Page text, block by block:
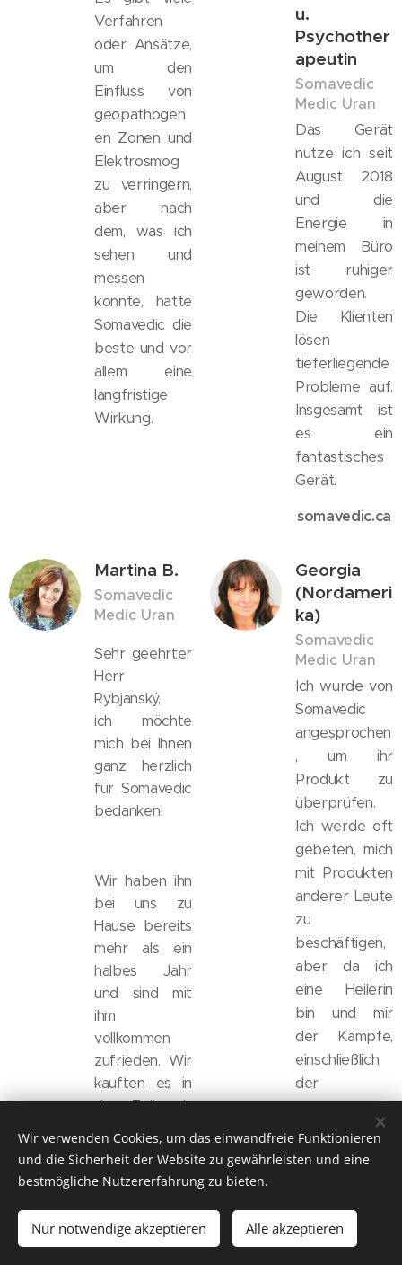
Verfahren
oder Ansätze,
um den
Einfluss von
geopathogen
en Zonen und
Elektrosmog
zu verringern,
aber nach
dem, was ich
sehen und
messen
konnte, hatte
Somavedic die
beste und vor
allem eine
langfristige
Wirkung.
u.
Psychother
apeutin
Somavedic
Medic Uran
Das Gerät
nutze ich seit
August 2018
und die
Energie in
meinem Büro
ist ruhiger
geworden.
Die Klienten
lösen
tieferliegende
Probleme auf.
Insgesamt ist
es ein
fantastisches
Gerät.
somavedic.ca
Martina B.
Somavedic
Medic Uran
Sehr geehrter
Herr
Rybjanský,
ich möchte
mich bei Ihnen
ganz herzlich
für Somavedic
bedanken!
Wir haben ihn
bei uns zu
Hause bereits
mehr als ein
halbes Jahr
und sind mit
ihm
vollkommen
zufrieden. Wir
kauften es in
der Zeit, als
Chemotherapi
versuchten
Georgia
(Nordameri
ka)
Somavedic
Medic Uran
Ich wurde von
Somavedic
angesprochen
, um ihr
Produkt zu
überprüfen.
Ich werde oft
gebeten, mich
mit Produkten
anderer Leute
zu
beschäftigen,
aber da ich
eine Heilerin
bin und mir
der Kämpfe,
einschließlich
der
finanziellen
Probleme,
meiner
bin ich
äußerst genau
Wir verwenden Cookies, um das einwandfreie Funktionieren
und die Sicherheit der Website zu gewährleisten und eine
bestmögliche Nutzererfahrung zu bieten.
Nur notwendige akzeptieren Alle akzeptieren